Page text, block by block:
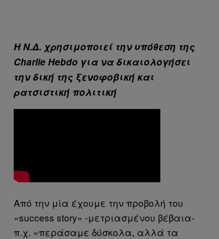
Η Ν.Δ. χρησιμοποιεί την υπόθεση της
Charlie Hebdo για να δικαιολογήσει
την δική της ξενοφοβική και
ρατσιστική πολιτική
Από την μία έχουμε την προβολή του
«success story» -μετριασμένου βέβαια-
π.χ. «περάσαμε δύσκολα, αλλά τα